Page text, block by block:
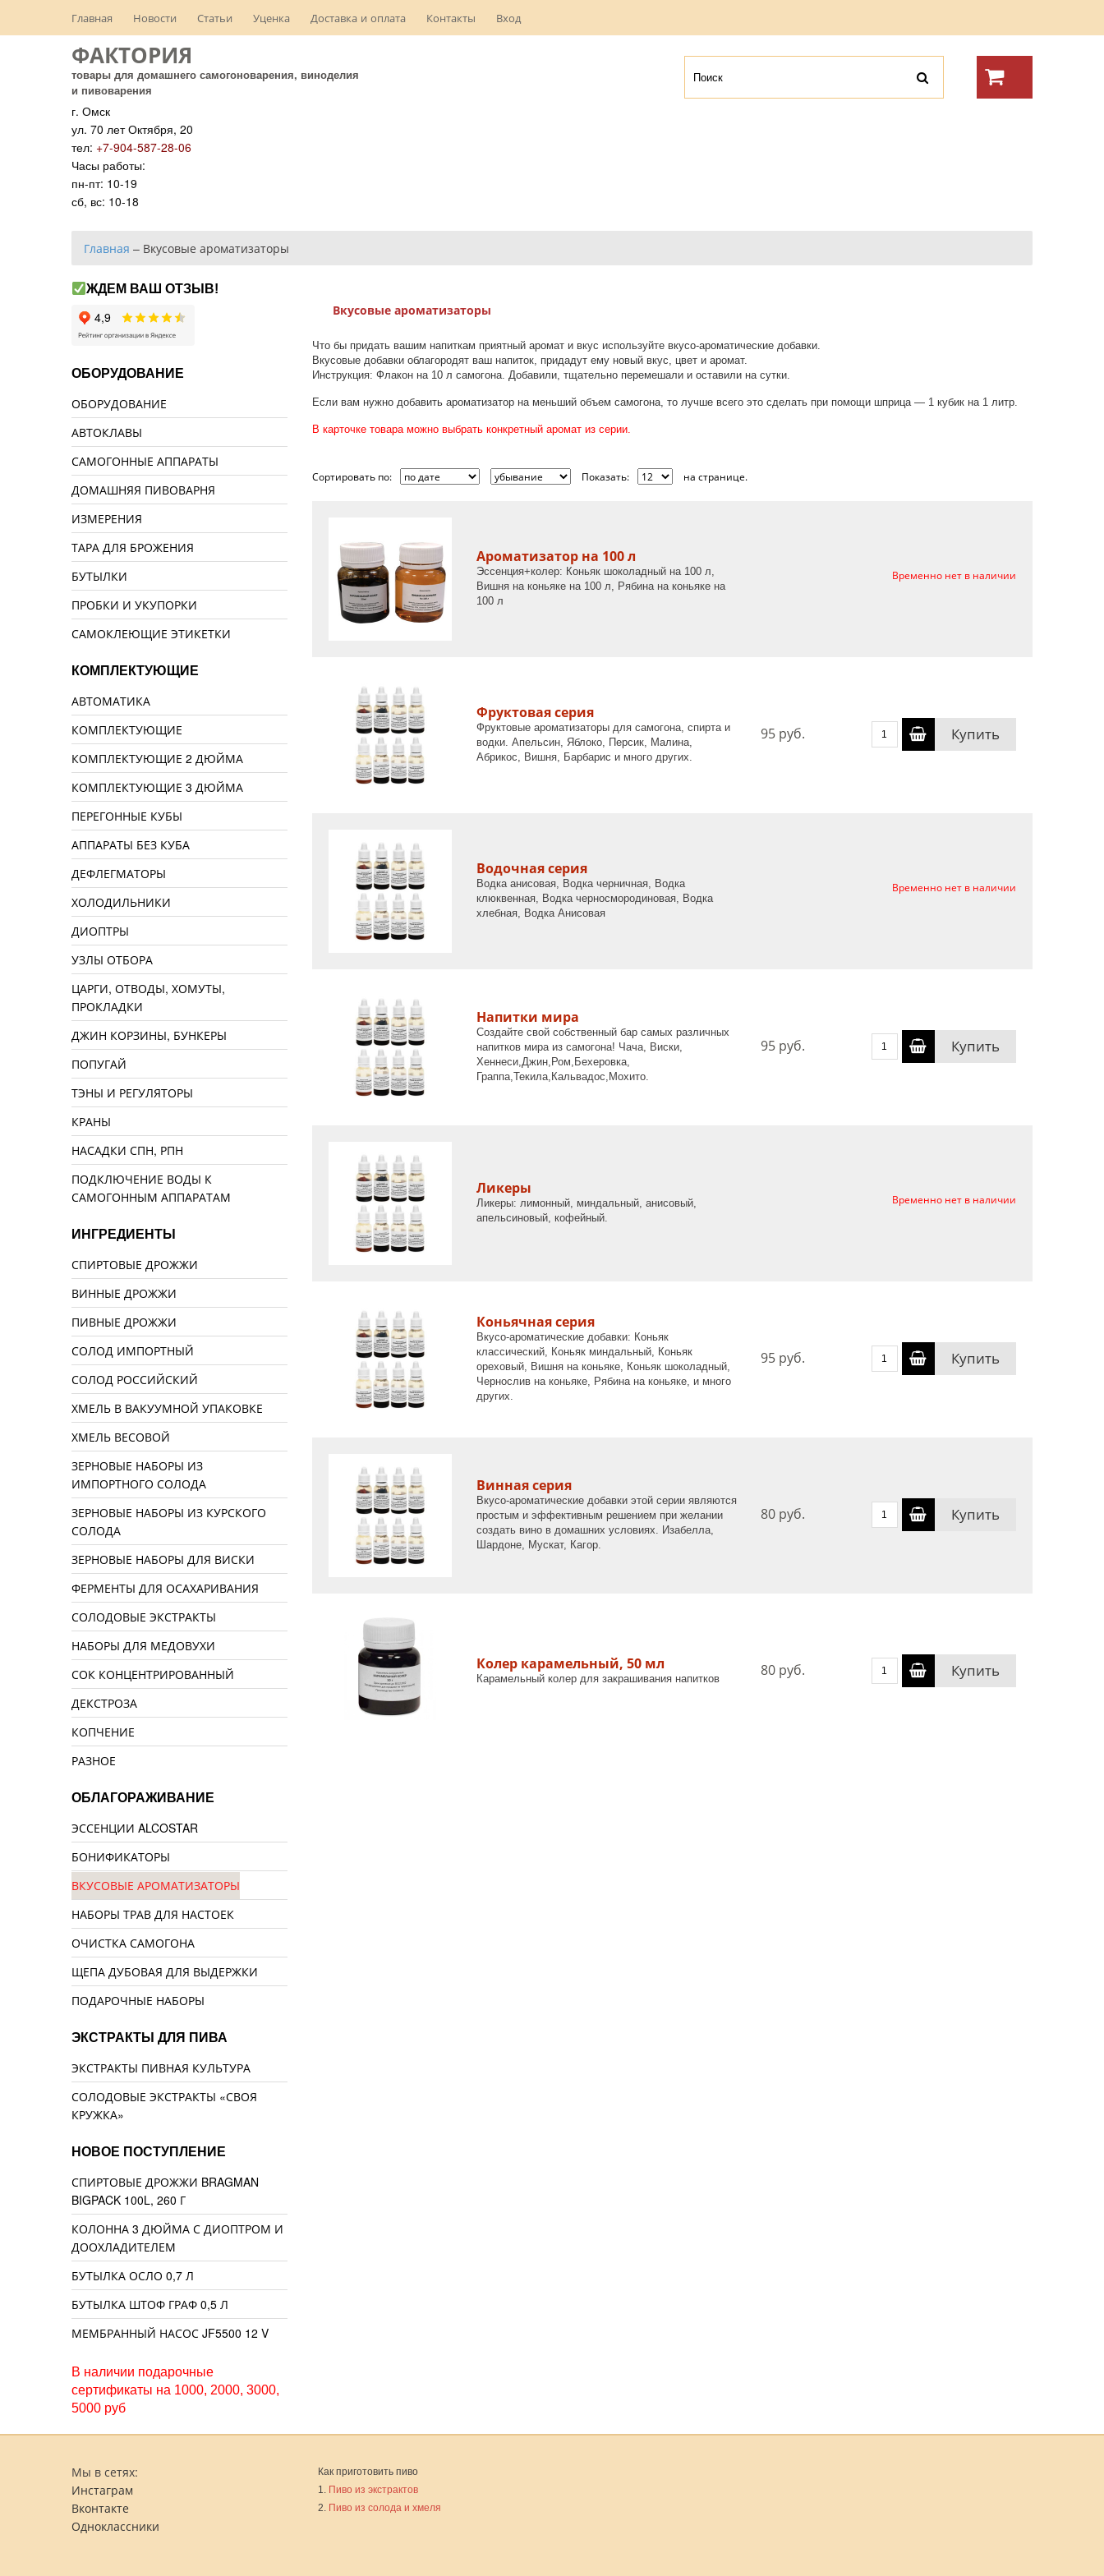
Главная Новости Статьи Уценка Доставка и оплата Контакты Вход
ФАКТОРИЯ
товары для домашнего самогоноварения, виноделия
и пивоварения
г. Омск
ул. 70 лет Октября, 20
тел: +7-904-587-28-06
Часы работы:
пн-пт: 10-19
сб, вс: 10-18
Главная – Вкусовые ароматизаторы
Вкусовые ароматизаторы
Что бы придать вашим напиткам приятный аромат и вкус используйте вкусо-ароматические добавки.
Вкусовые добавки облагородят ваш напиток, придадут ему новый вкус, цвет и аромат.
Инструкция: Флакон на 10 л самогона. Добавили, тщательно перемешали и оставили на сутки.
Если вам нужно добавить ароматизатор на меньший объем самогона, то лучше всего это сделать при помощи шприца — 1 кубик на 1 литр.
В карточке товара можно выбрать конкретный аромат из серии.
Сортировать по: Показать: на странице.
Ароматизатор на 100 л
Эссенция+колер: Коньяк шоколадный на 100 л,
Вишня на коньяке на 100 л, Рябина на коньяке на
100 л
Временно нет в наличии
Фруктовая серия
Фруктовые ароматизаторы для самогона, спирта и
водки. Апельсин, Яблоко, Персик, Малина,
Абрикос, Вишня, Барбарис и много других.
95 руб. Купить
Водочная серия
Водка анисовая, Водка черничная, Водка
клюквенная, Водка черносмородиновая, Водка
хлебная, Водка Анисовая
Временно нет в наличии
Напитки мира
Создайте свой собственный бар самых различных
напитков мира из самогона! Чача, Виски,
Хеннеси,Джин,Ром,Бехеровка,
Граппа,Текила,Кальвадос,Мохито.
95 руб. Купить
Ликеры
Ликеры: лимонный, миндальный, анисовый,
апельсиновый, кофейный.
Временно нет в наличии
Коньячная серия
Вкусо-ароматические добавки: Коньяк
классический, Коньяк миндальный, Коньяк
ореховый, Вишня на коньяке, Коньяк шоколадный,
Чернослив на коньяке, Рябина на коньяке, и много
других.
95 руб. Купить
Винная серия
Вкусо-ароматические добавки этой серии являются
простым и эффективным решением при желании
создать вино в домашних условиях. Изабелла,
Шардоне, Мускат, Кагор.
80 руб. Купить
Колер карамельный, 50 мл
Карамельный колер для закрашивания напитков 80 руб. Купить
ЖДЕМ ВАШ ОТЗЫВ!
ОБОРУДОВАНИЕ
ОБОРУДОВАНИЕ
АВТОКЛАВЫ
САМОГОННЫЕ АППАРАТЫ
ДОМАШНЯЯ ПИВОВАРНЯ
ИЗМЕРЕНИЯ
ТАРА ДЛЯ БРОЖЕНИЯ
БУТЫЛКИ
ПРОБКИ И УКУПОРКИ
САМОКЛЕЮЩИЕ ЭТИКЕТКИ
КОМПЛЕКТУЮЩИЕ
АВТОМАТИКА
КОМПЛЕКТУЮЩИЕ
КОМПЛЕКТУЮЩИЕ 2 ДЮЙМА
КОМПЛЕКТУЮЩИЕ 3 ДЮЙМА
ПЕРЕГОННЫЕ КУБЫ
АППАРАТЫ БЕЗ КУБА
ДЕФЛЕГМАТОРЫ
ХОЛОДИЛЬНИКИ
ДИОПТРЫ
УЗЛЫ ОТБОРА
ЦАРГИ, ОТВОДЫ, ХОМУТЫ,
ПРОКЛАДКИ
ДЖИН КОРЗИНЫ, БУНКЕРЫ
ПОПУГАЙ
ТЭНЫ И РЕГУЛЯТОРЫ
КРАНЫ
НАСАДКИ СПН, РПН
ПОДКЛЮЧЕНИЕ ВОДЫ К
САМОГОННЫМ АППАРАТАМ
ИНГРЕДИЕНТЫ
СПИРТОВЫЕ ДРОЖЖИ
ВИННЫЕ ДРОЖЖИ
ПИВНЫЕ ДРОЖЖИ
СОЛОД ИМПОРТНЫЙ
СОЛОД РОССИЙСКИЙ
ХМЕЛЬ В ВАКУУМНОЙ УПАКОВКЕ
ХМЕЛЬ ВЕСОВОЙ
ЗЕРНОВЫЕ НАБОРЫ ИЗ
ИМПОРТНОГО СОЛОДА
ЗЕРНОВЫЕ НАБОРЫ ИЗ КУРСКОГО
СОЛОДА
ЗЕРНОВЫЕ НАБОРЫ ДЛЯ ВИСКИ
ФЕРМЕНТЫ ДЛЯ ОСАХАРИВАНИЯ
СОЛОДОВЫЕ ЭКСТРАКТЫ
НАБОРЫ ДЛЯ МЕДОВУХИ
СОК КОНЦЕНТРИРОВАННЫЙ
ДЕКСТРОЗА
КОПЧЕНИЕ
РАЗНОЕ
ОБЛАГОРАЖИВАНИЕ
ЭССЕНЦИИ ALCOSTAR
БОНИФИКАТОРЫ
ВКУСОВЫЕ АРОМАТИЗАТОРЫ
НАБОРЫ ТРАВ ДЛЯ НАСТОЕК
ОЧИСТКА САМОГОНА
ЩЕПА ДУБОВАЯ ДЛЯ ВЫДЕРЖКИ
ПОДАРОЧНЫЕ НАБОРЫ
ЭКСТРАКТЫ ДЛЯ ПИВА
ЭКСТРАКТЫ ПИВНАЯ КУЛЬТУРА
СОЛОДОВЫЕ ЭКСТРАКТЫ «СВОЯ
КРУЖКА»
НОВОЕ ПОСТУПЛЕНИЕ
СПИРТОВЫЕ ДРОЖЖИ BRAGMAN
BIGPACK 100L, 260 Г
КОЛОННА 3 ДЮЙМА С ДИОПТРОМ И
ДООХЛАДИТЕЛЕМ
БУТЫЛКА ОСЛО 0,7 Л
БУТЫЛКА ШТОФ ГРАФ 0,5 Л
МЕМБРАННЫЙ НАСОС JF5500 12 V
В наличии подарочные
сертификаты на 1000, 2000, 3000,
5000 руб
Мы в сетях:
Инстаграм
Вконтакте
Одноклассники
Как приготовить пиво
1. Пиво из экстрактов
2. Пиво из солода и хмеля